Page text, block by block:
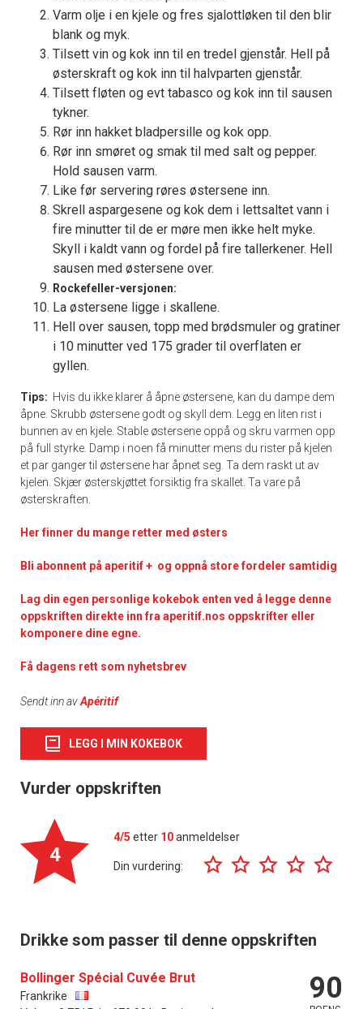
Varm olje i en kjele og fres sjalottløken til den blir
blank og myk.
Tilsett vin og kok inn til en tredel gjenstår. Hell på
østerskraft og kok inn til halvparten gjenstår.
Tilsett fløten og evt tabasco og kok inn til sausen
tykner.
Rør inn hakket bladpersille og kok opp.
Rør inn smøret og smak til med salt og pepper.
Hold sausen varm.
Like før servering røres østersene inn.
Skrell aspargesene og kok dem i lettsaltet vann i
fire minutter til de er møre men ikke helt myke.
Skyll i kaldt vann og fordel på fire tallerkener. Hell
sausen med østersene over.
Rockefeller-versjonen:
La østersene ligge i skallene.
Hell over sausen, topp med brødsmuler og gratiner
i 10 minutter ved 175 grader til overflaten er
gyllen.
Tips: Hvis du ikke klarer å åpne østersene, kan du dampe dem
åpne. Skrubb østersene godt og skyll dem. Legg en liten rist i
bunnen av en kjele. Stable østersene oppå og skru varmen opp
på full styrke. Damp i noen få minutter mens du rister på kjelen
et par ganger til østersene har åpnet seg. Ta dem raskt ut av
kjelen. Skjær østerskjøttet forsiktig fra skallet. Ta vare på
østerskraften.
Her finner du mange retter med østers
Bli abonnent på aperitif + og oppnå store fordeler samtidig
Lag din egen personlige kokebok enten ved å legge denne
oppskriften direkte inn fra aperitif.nos oppskrifter eller
komponere dine egne.
Få dagens rett som nyhetsbrev
Sendt inn avApéritif
LEGG I MIN KOKEBOK
Vurder oppskriften
4
4/5 etter 10anmeldelser
Din vurdering:
Drikke som passer til denne oppskriften
Bollinger Spécial Cuvée Brut
Frankrike
90